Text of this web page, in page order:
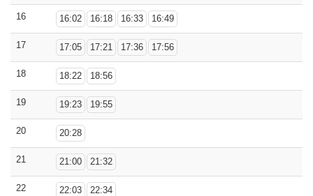
16 16:02 16:18 16:33 16:49
17 17:05 17:21 17:36 17:56
18 18:22 18:56
19 19:23 19:55
20 20:28
21 21:00 21:32
22 22:03 22:34